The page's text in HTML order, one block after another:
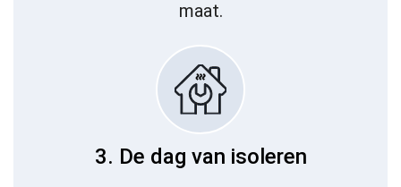
maat.
3. De dag van isoleren